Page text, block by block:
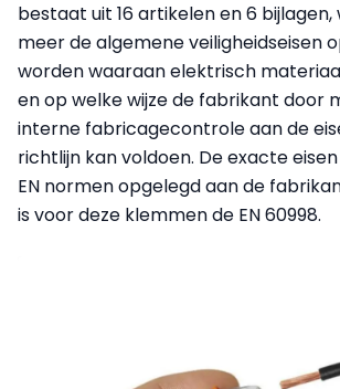
bestaat uit 16 artikelen en 6
meer de algemene veiligheidseisen
worden waaraan elektrisch
en op welke wijze de fabrikant door
interne fabricagecontrole aan de
richtlijn kan voldoen. De exacte
EN normen opgelegd aan de
is voor deze klemmen de EN 60998.